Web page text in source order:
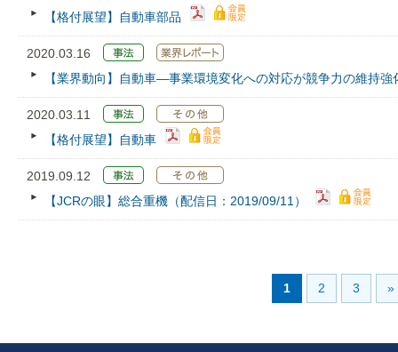
【格付展望】自動車部品
2020.03.16
【業界動向】自動車―事業環境変化への対応が競争力の維持
2020.03.11
【格付展望】自動車
2019.09.12
【JCRの眼】総合重機（配信日：2019/09/11）
1 2 3 »